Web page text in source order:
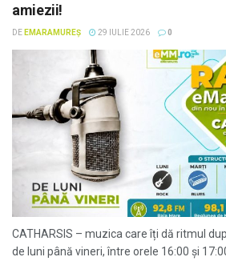
amiezii!
DE EMARAMUREȘ 29 IULIE 2026 0
CATHARSIS – muzica care îți dă ritmul
de luni până vineri, între orele 16:00 și